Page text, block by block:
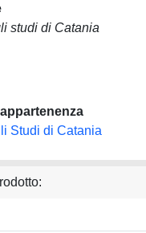
studi di Catania
Studi di Catania